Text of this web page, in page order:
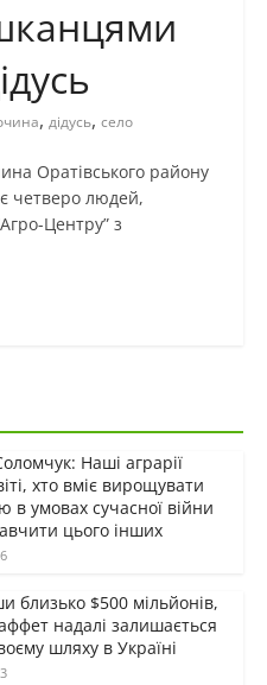
, дідусь, село
Оратівського району
четверо людей,
Центру” з
Наші аграрії
хто вміє вирощувати
в умовах сучасної війни
цього інших
близько $500 мільйонів,
надалі залишається
шляху в Україні